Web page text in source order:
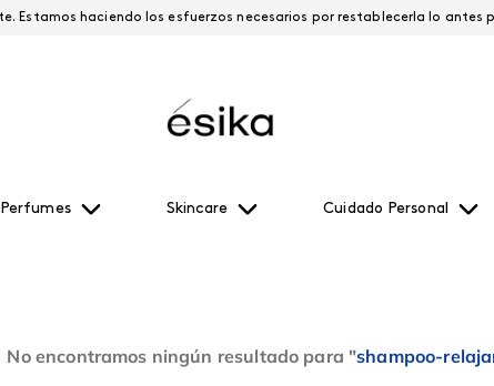
Perfumes Skincare Cuidado Personal
Esta página está suspendida temporalmente. Estamos haciendo los esfuerzos
No encontramos ningún resultado para "shampoo-